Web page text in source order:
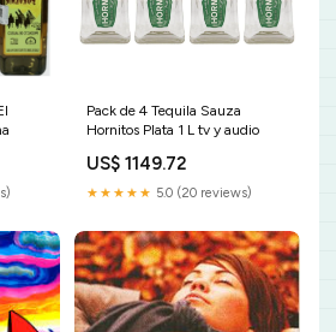
Pack de 4 Tequila Sauza
Hornitos Plata 1 L tv y audio
US$ 1149.72
★★★★★ 5.0 (20 reviews)